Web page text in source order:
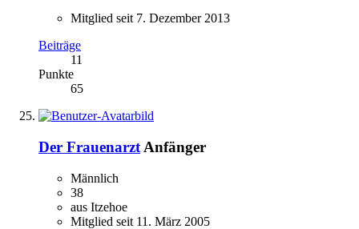
Mitglied seit 7. Dezember 2013
Beiträge
11
Punkte
65
Der Frauenarzt Anfänger
Männlich
38
aus Itzehoe
Mitglied seit 11. März 2005